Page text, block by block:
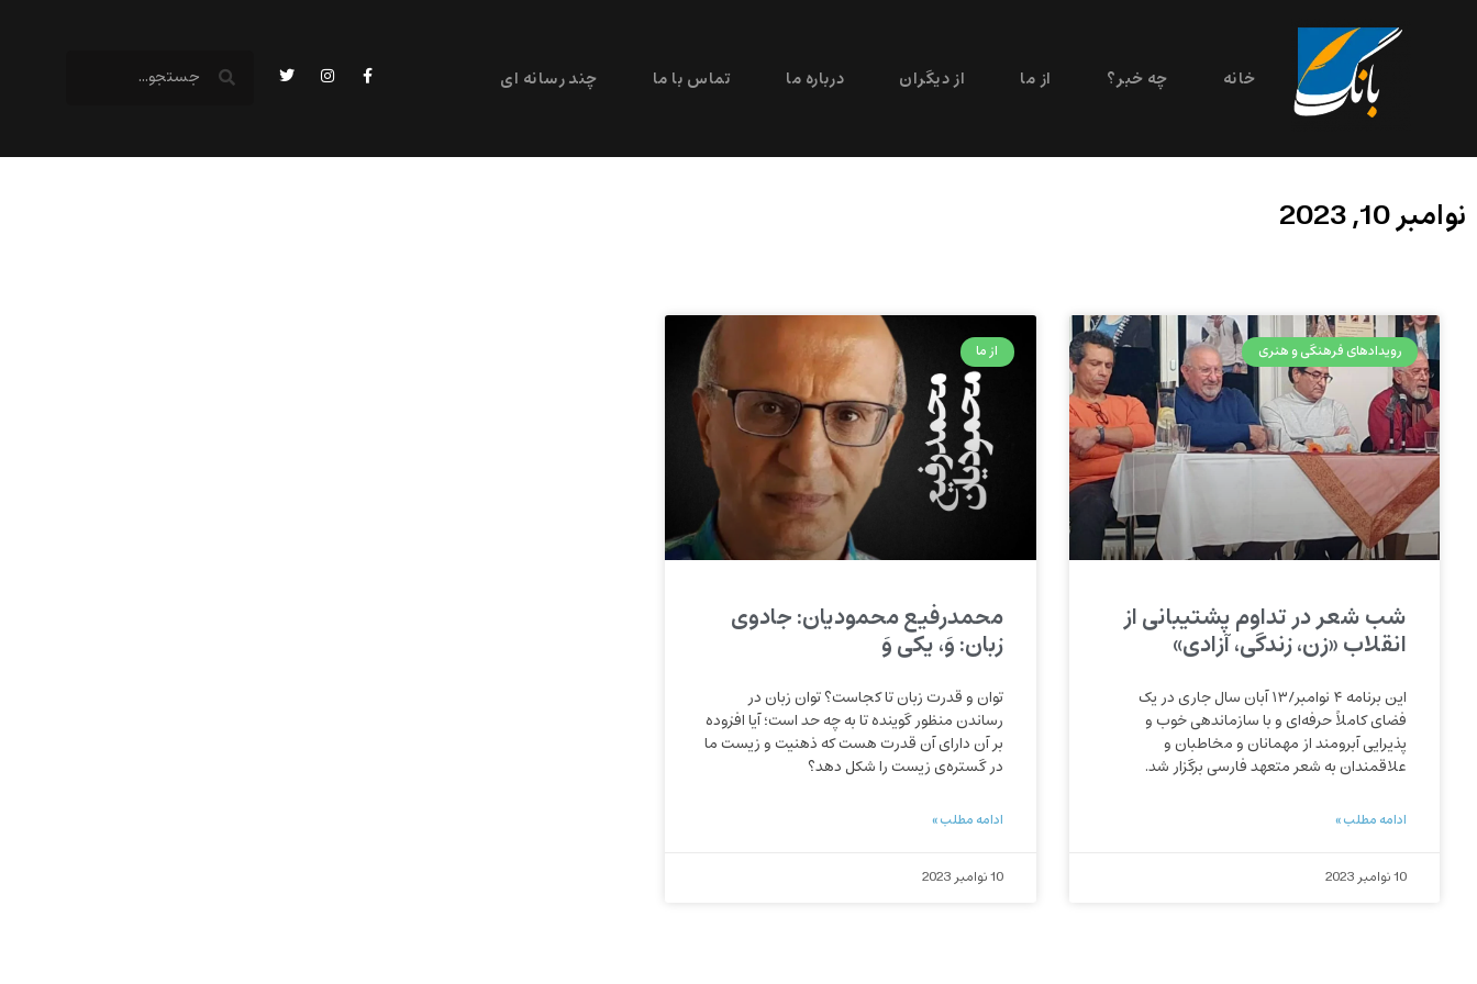
خانه چه خبر؟ از ما از دیگران درباره ما تماس با ما چند رسانه ای
نوامبر 10, 2023
رویدادهای فرهنگی و هنری
شب شعر در تداوم پشتیبانی از
انقلاب «زن، زندگی، آزادی»
این برنامه ۴ نوامبر/۱۳ آبان سال جاری در یک
فضای کاملاً حرفه‌ای و با سازماندهی خوب و
پذیرایی آبرومند از مهمانان و مخاطبان و
علاقمندان به شعر متعهد فارسی برگزار شد.
ادامه مطلب »
10 نوامبر 2023
از ما
محمدرفیع محمودیان: جادوی
زبان: وَ، یکی وَ
توان و قدرت زبان تا کجاست؟ توان زبان در
رساندن منظور گوینده تا به چه حد است؛ آیا افزوده
بر آن دارای آن قدرت هست که ذهنیت و زیست ما
در گستره‌ی زیست را شکل دهد؟
ادامه مطلب »
10 نوامبر 2023